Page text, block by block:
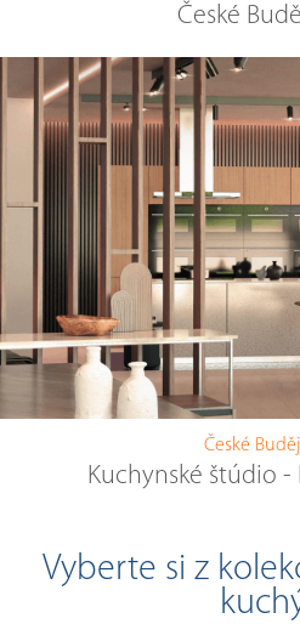
České
České
Kuchynské štúdio -
Vyberte si z